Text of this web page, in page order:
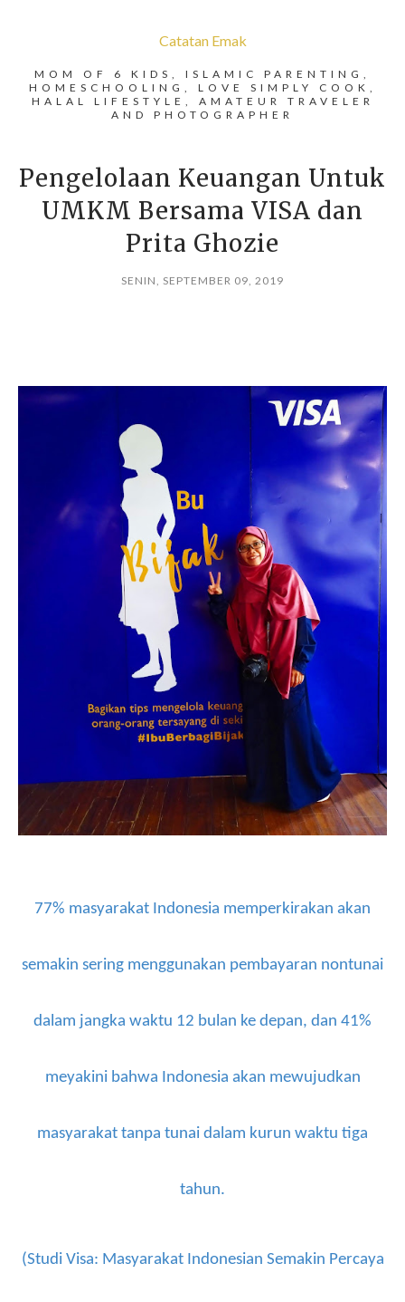
Catatan Emak
MOM OF 6 KIDS, ISLAMIC PARENTING,
HOMESCHOOLING, LOVE SIMPLY COOK,
HALAL LIFESTYLE, AMATEUR TRAVELER
AND PHOTOGRAPHER
Pengelolaan Keuangan Untuk
UMKM Bersama VISA dan
Prita Ghozie
SENIN, SEPTEMBER 09, 2019
77% masyarakat Indonesia memperkirakan akan
semakin sering menggunakan pembayaran nontunai
dalam jangka waktu 12 bulan ke depan, dan 41%
meyakini bahwa Indonesia akan mewujudkan
masyarakat tanpa tunai dalam kurun waktu tiga
tahun.
(Studi Visa: Masyarakat Indonesian Semakin Percaya